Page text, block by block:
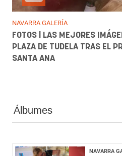
NAVARRA GALERÍA
FOTOS | LAS MEJORES
PLAZA DE TUDELA TRAS EL
SANTA ANA
Álbumes
NAVARRA